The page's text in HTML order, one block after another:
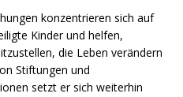
konzentrieren sich auf
Kinder und helfen,
die Leben verändern
Stiftungen und
setzt er sich weiterhin